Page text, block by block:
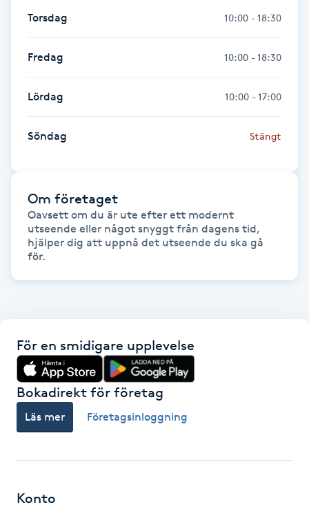
Hatha Yoga
Headspa
Herrklippning
HIFU
Hollywood Peel
Torsdag 10:00 - 18:30
Fredag 10:00 - 18:30
Lördag 10:00 - 17:00
Söndag Stängt
Om företaget
Oavsett om du är ute efter ett modernt
utseende eller något snyggt från dagens tid,
hjälper dig att uppnå det utseende du ska gå
för.
För en smidigare upplevelse
Bokadirekt för företag
Läs mer Företagsinloggning
Konto